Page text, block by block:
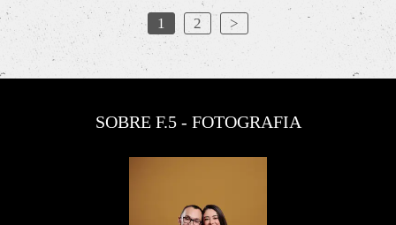
1 2 >
SOBRE F.5 - FOTOGRAFIA